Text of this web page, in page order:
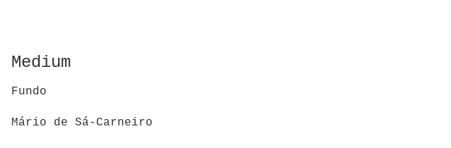
Medium
Fundo
Mário de Sá-Carneiro